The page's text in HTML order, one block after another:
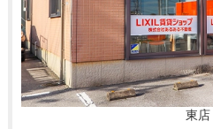
東店